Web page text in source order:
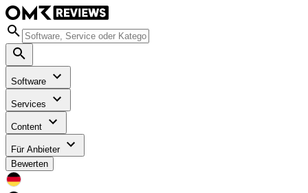
Software
Services
Content
Für Anbieter
Bewerten